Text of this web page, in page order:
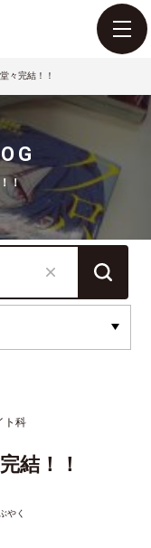
々完結！！
！
ト科
結！！
やく